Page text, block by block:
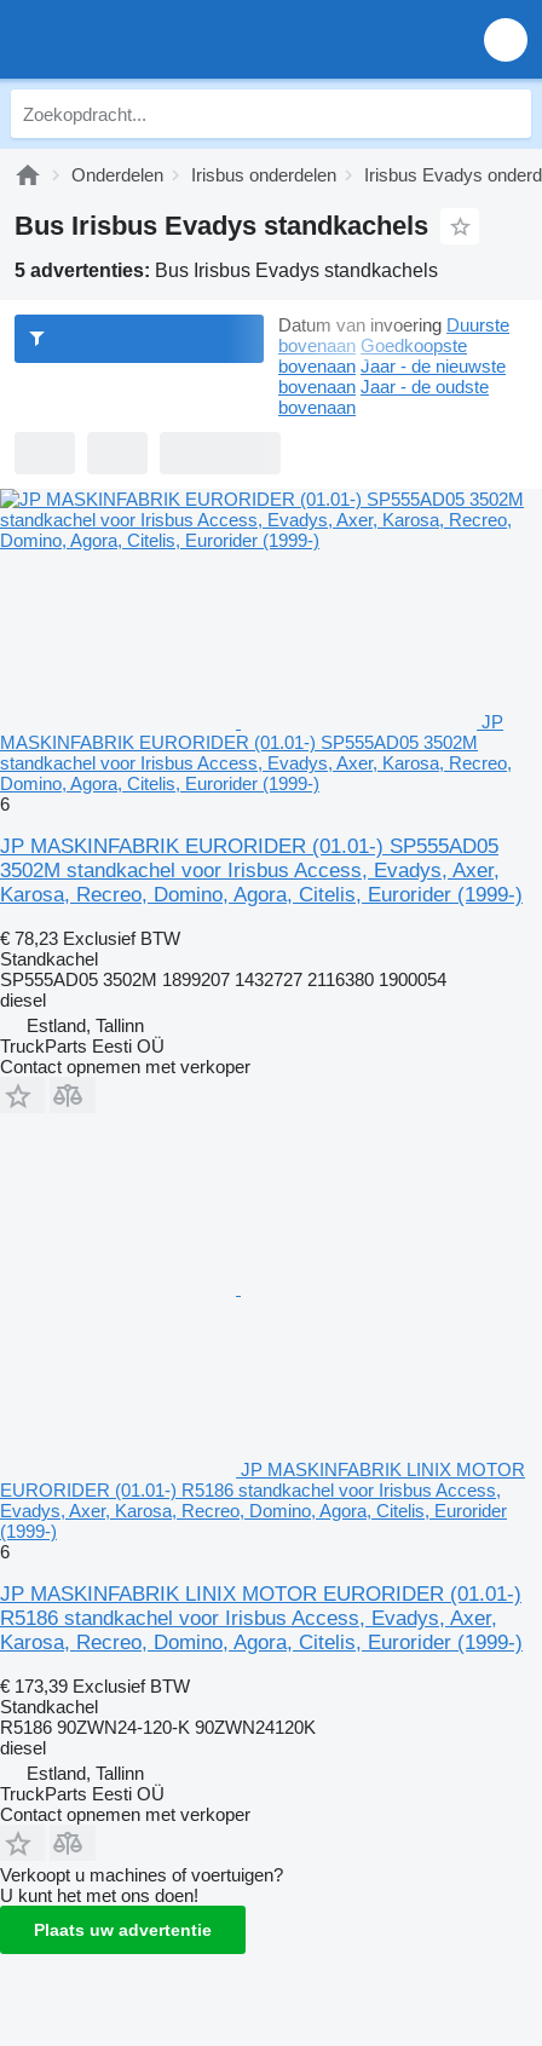
Onderdelen Irisbus onderdelen Irisbus Evadys
Bus Irisbus Evadys standkachels
5 advertenties: Bus Irisbus Evadys standkachels
Datum van invoering Duurste
bovenaan Goedkoopste
bovenaan Jaar - de nieuwste
bovenaan Jaar - de oudste
bovenaan
JP
MASKINFABRIK EURORIDER (01.01-) SP555AD05 3502M
standkachel voor Irisbus Access, Evadys, Axer, Karosa, Recreo,
Domino, Agora, Citelis, Eurorider (1999-)
6
JP MASKINFABRIK EURORIDER (01.01-) SP555AD05
3502M standkachel voor Irisbus Access, Evadys, Axer,
Karosa, Recreo, Domino, Agora, Citelis, Eurorider (1999-)
€ 78,23 Exclusief BTW
Standkachel
SP555AD05 3502M 1899207 1432727 2116380 1900054
diesel
Estland, Tallinn
TruckParts Eesti OÜ
Contact opnemen met verkoper
JP MASKINFABRIK LINIX MOTOR
EURORIDER (01.01-) R5186 standkachel voor Irisbus Access,
Evadys, Axer, Karosa, Recreo, Domino, Agora, Citelis, Eurorider
(1999-)
6
JP MASKINFABRIK LINIX MOTOR EURORIDER (01.01-)
R5186 standkachel voor Irisbus Access, Evadys, Axer,
Karosa, Recreo, Domino, Agora, Citelis, Eurorider (1999-)
€ 173,39 Exclusief BTW
Standkachel
R5186 90ZWN24-120-K 90ZWN24120K
diesel
Estland, Tallinn
TruckParts Eesti OÜ
Contact opnemen met verkoper
Verkoopt u machines of voertuigen?
U kunt het met ons doen!
Plaats uw advertentie